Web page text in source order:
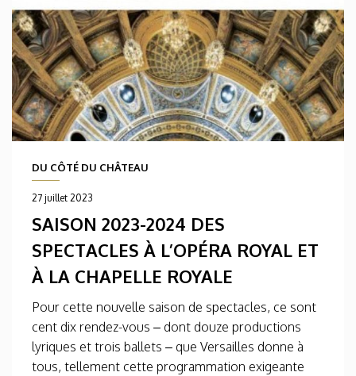
DU CÔTÉ DU CHÂTEAU
27 juillet 2023
SAISON 2023-2024 DES
SPECTACLES À L’OPÉRA ROYAL ET
À LA CHAPELLE ROYALE
Pour cette nouvelle saison de spectacles, ce sont
cent dix rendez-vous – dont douze productions
lyriques et trois ballets – que Versailles donne à
tous, tellement cette programmation exigeante